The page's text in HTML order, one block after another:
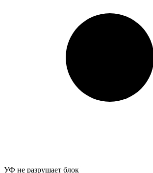
УФ не разрушает блок